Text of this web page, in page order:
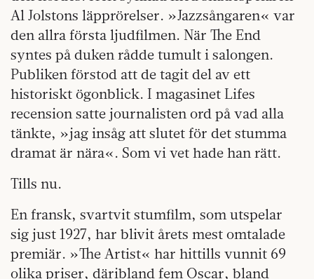
Al Jolstons läpprörelser. »Jazzsångaren« var
den allra första ljudfilmen. När The End
syntes på duken rådde tumult i salongen.
Publiken förstod att de tagit del av ett
historiskt ögonblick. I magasinet Lifes
recension satte journalisten ord på vad alla
tänkte, »jag insåg att slutet för det stumma
dramat är nära«. Som vi vet hade han rätt.
Tills nu.
En fransk, svartvit stumfilm, som utspelar
sig just 1927, har blivit årets mest omtalade
premiär. »The Artist« har hittills vunnit 69
olika priser, däribland fem Oscar, bland